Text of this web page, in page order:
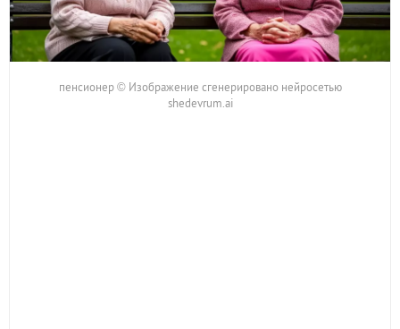
пенсионер © Изображение сгенерировано нейросетью
shedevrum.ai